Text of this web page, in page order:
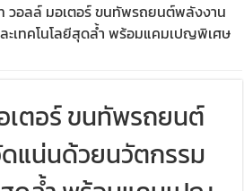
วอลล์ มอเตอร์ ขนทัพรถยนต์พลังงาน
เทคโนโลยีสุดล้ำ พร้อมแคมเปญพิเศษ
เตอร์ ขนทัพรถยนต์
แน่นด้วยนวัตกรรม